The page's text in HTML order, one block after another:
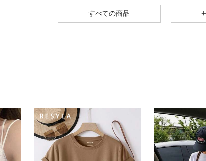
4.30 5.1K 23
23
すべての商品